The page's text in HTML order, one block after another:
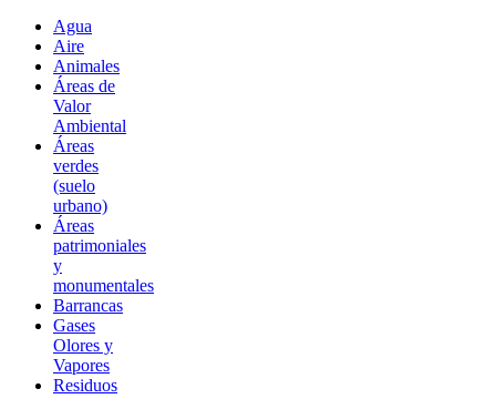
Agua
Aire
Animales
Áreas de
Valor
Ambiental
Áreas
verdes
(suelo
urbano)
Áreas
patrimoniales
y
monumentales
Barrancas
Gases
Olores y
Vapores
Residuos